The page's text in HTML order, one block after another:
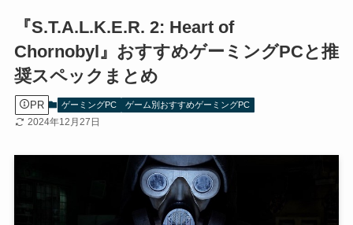
『S.T.A.L.K.E.R. 2: Heart of
Chornobyl』おすすめゲーミングPCと推
奨スペックまとめ
PR ゲーミングPC ゲーム別おすすめゲーミングPC
2024年12月27日